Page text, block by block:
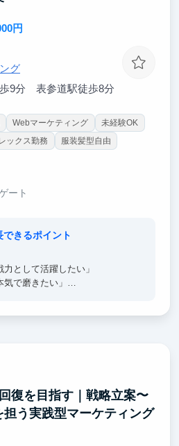
への抜擢
円
グ
9分 表参道駅徒歩8分
Webマーケティング
未経験OK
ックス勤務
服装髪型自由
ート
きるポイント
力として活躍したい」
気で磨きたい」
復を目指す｜戦略立案〜
う実践型マーケティング